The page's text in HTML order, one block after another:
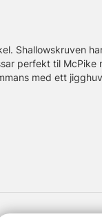
Shallowskruven
perfekt til McPike
med ett